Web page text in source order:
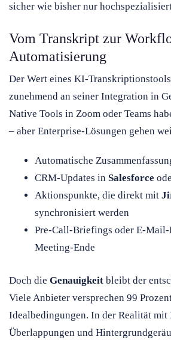
sicher wie bisher nur
Vom Transkript zur
Automatisierung
Der Wert eines KI-
zunehmend an seiner Integration in
Native Tools in Zoom oder Teams
– aber Enterprise-Lösungen gehen
Automatische
CRM-Updates in Salesforce
Aktionspunkte, die direkt mit
synchronisiert werden
Pre-Call-Briefings oder E-
Meeting-Ende
Doch die Genauigkeit bleibt der
Viele Anbieter versprechen 99
Idealbedingungen. In der Realität mit
Überlappungen und